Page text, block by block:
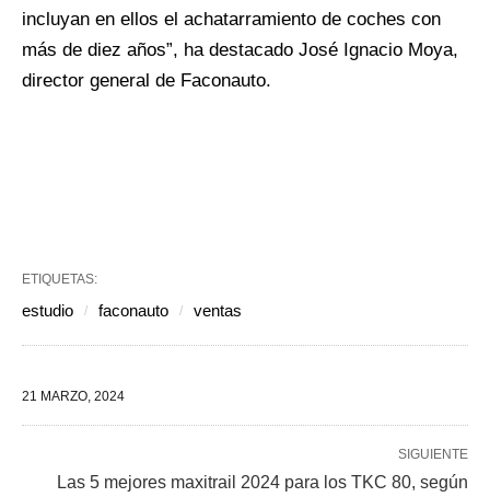
incluyan en ellos el achatarramiento de coches con
más de diez años”, ha destacado José Ignacio Moya,
director general de Faconauto.
ETIQUETAS:
estudio faconauto ventas
21 MARZO, 2024
SIGUIENTE
Las 5 mejores maxitrail 2024 para los TKC 80, según